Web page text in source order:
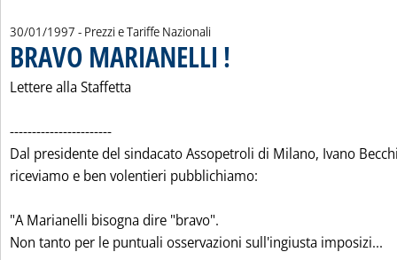
30/01/1997 - Prezzi e Tariffe Nazionali
BRAVO MARIANELLI !
Lettere alla Staffetta
-----------------------
Dal presidente del sindacato Assopetroli di Milano, Ivano
riceviamo e ben volentieri pubblichiamo:
"A Marianelli bisogna dire "bravo".
Non tanto per le puntuali osservazioni sull'ingiusta imposizi...